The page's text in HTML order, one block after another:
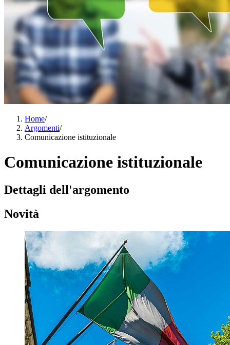
Home/
Argomenti/
Comunicazione istituzionale
Comunicazione istituzionale
Dettagli dell'argomento
Novità